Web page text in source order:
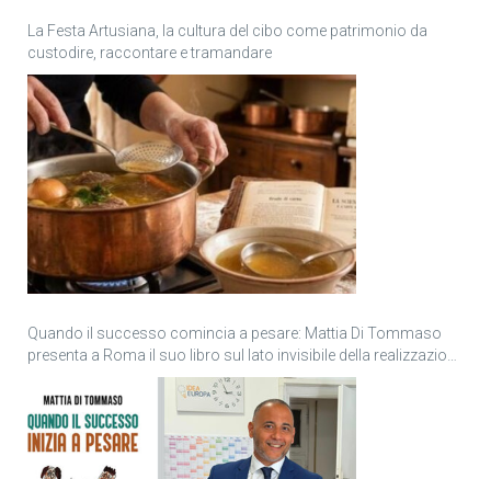
La Festa Artusiana, la cultura del cibo come patrimonio da
custodire, raccontare e tramandare
Quando il successo comincia a pesare: Mattia Di Tommaso
presenta a Roma il suo libro sul lato invisibile della realizzazione